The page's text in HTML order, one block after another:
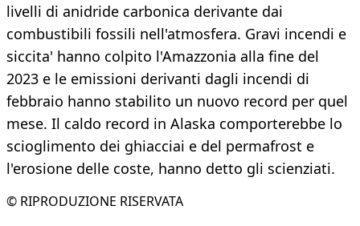
livelli di anidride carbonica derivante dai
combustibili fossili nell'atmosfera. Gravi incendi e
siccita' hanno colpito l'Amazzonia alla fine del
2023 e le emissioni derivanti dagli incendi di
febbraio hanno stabilito un nuovo record per quel
mese. Il caldo record in Alaska comporterebbe lo
scioglimento dei ghiacciai e del permafrost e
l'erosione delle coste, hanno detto gli scienziati.
© RIPRODUZIONE RISERVATA